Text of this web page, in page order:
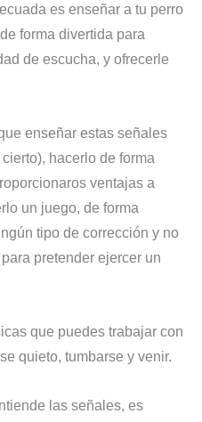
es enseñar a tu perro
forma divertida para
de escucha, y ofrecerle
enseñar estas señales
hacerlo de forma
ventajas a
un juego, de forma
tipo de corrección y no
pretender ejercer un
que puedes trabajar con
quieto, tumbarse y venir.
las señales, es